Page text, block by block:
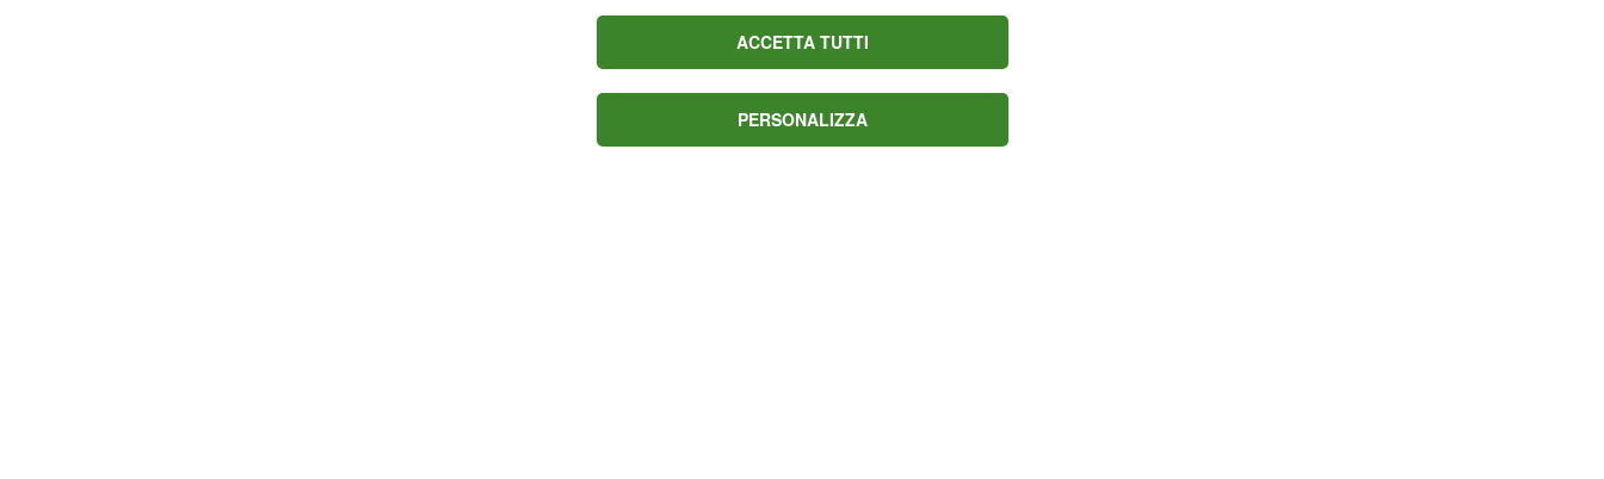
Guillermo Silva,
al termine di questa impegnativa
ACCETTA TUTTI
PERSONALIZZA